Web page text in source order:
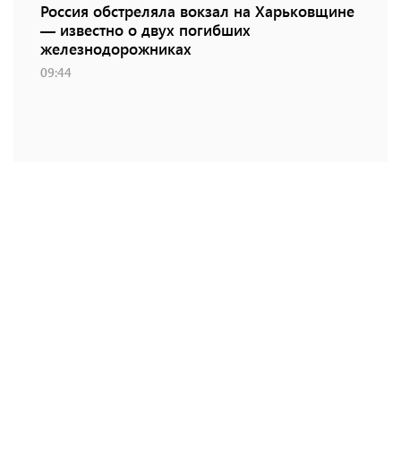
Россия обстреляла вокзал на Харьковщине
— известно о двух погибших
железнодорожниках
09:44